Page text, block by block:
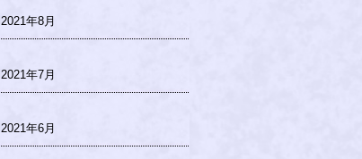
2021年8月
2021年7月
2021年6月